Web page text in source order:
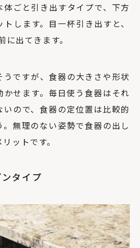
体ごと引き出すタイプで、下方
します。目一杯引き出すと、
出てきます。
ですが、食器の大きさや形状
かせます。毎日使う食器はそれ
ので、食器の定位置は比較的
無理のない姿勢で食器の出し
ットです。
タイプ